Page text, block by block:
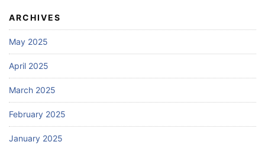
ARCHIVES
May 2025
April 2025
March 2025
February 2025
January 2025